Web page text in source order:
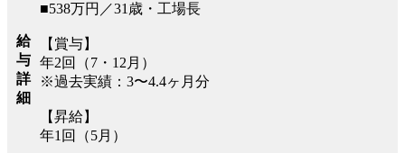
給
与
詳
細
■538万円／31歳・工場長
【賞与】
年2回（7・12月）
※過去実績：3〜4.4ヶ月分
【昇給】
年1回（5月）